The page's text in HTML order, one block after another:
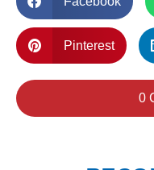
Pinterest
0